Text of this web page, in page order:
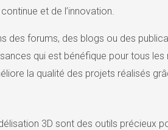
et de l’innovation.
des forums, des blogs ou des
qui est bénéfique pour tous
la qualité des projets réalisés
3D sont des outils précieux